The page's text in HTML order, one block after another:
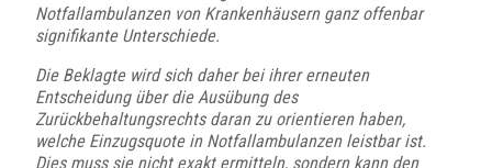
Notfallambulanzen von Krankenhäusern ganz offenbar
signifikante Unterschiede.
Die Beklagte wird sich daher bei ihrer erneuten
Entscheidung über die Ausübung des
Zurückbehaltungsrechts daran zu orientieren haben,
welche Einzugsquote in Notfallambulanzen leistbar ist.
Dies muss sie nicht exakt ermitteln, sondern kann den